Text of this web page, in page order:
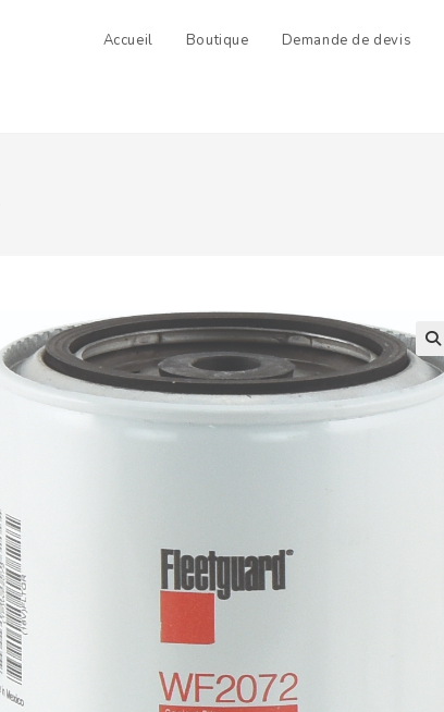
Accueil Boutique Demande de devis